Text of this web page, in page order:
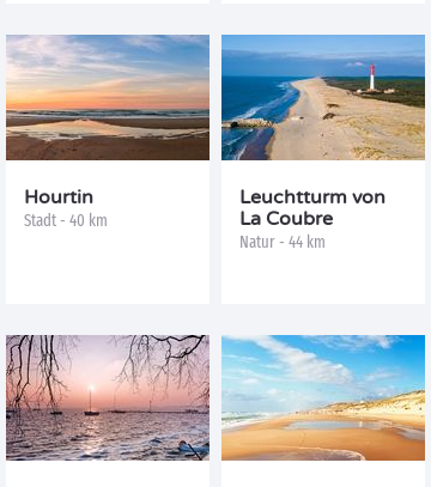
Hourtin
Stadt - 40 km
Leuchtturm von
La Coubre
Natur - 44 km